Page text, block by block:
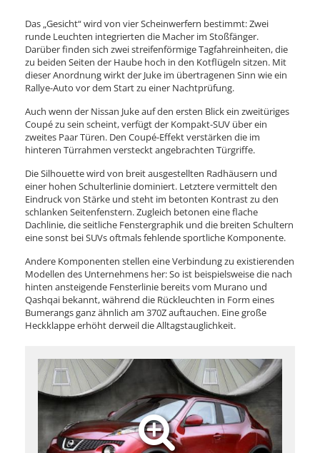
Das „Gesicht“ wird von vier Scheinwerfern bestimmt: Zwei
runde Leuchten integrierten die Macher im Stoßfänger.
Darüber finden sich zwei streifenförmige Tagfahreinheiten, die
zu beiden Seiten der Haube hoch in den Kotflügeln sitzen. Mit
dieser Anordnung wirkt der Juke im übertragenen Sinn wie ein
Rallye-Auto vor dem Start zu einer Nachtprüfung.
Auch wenn der Nissan Juke auf den ersten Blick ein zweitüriges
Coupé zu sein scheint, verfügt der Kompakt-SUV über ein
zweites Paar Türen. Den Coupé-Effekt verstärken die im
hinteren Türrahmen versteckt angebrachten Türgriffe.
Die Silhouette wird von breit ausgestellten Radhäusern und
einer hohen Schulterlinie dominiert. Letztere vermittelt den
Eindruck von Stärke und steht im betonten Kontrast zu den
schlanken Seitenfenstern. Zugleich betonen eine flache
Dachlinie, die seitliche Fenstergraphik und die breiten Schultern
eine sonst bei SUVs oftmals fehlende sportliche Komponente.
Andere Komponenten stellen eine Verbindung zu existierenden
Modellen des Unternehmens her: So ist beispielsweise die nach
hinten ansteigende Fensterlinie bereits vom Murano und
Qashqai bekannt, während die Rückleuchten in Form eines
Bumerangs ganz ähnlich am 370Z auftauchen. Eine große
Heckklappe erhöht derweil die Alltagstauglichkeit.